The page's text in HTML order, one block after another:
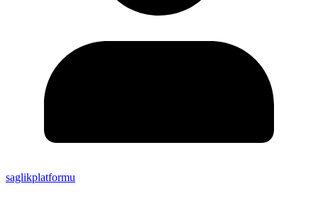
saglikplatformu